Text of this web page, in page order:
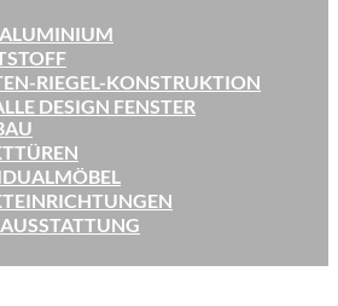
RIEGEL-KONSTRUKTION
DESIGN FENSTER